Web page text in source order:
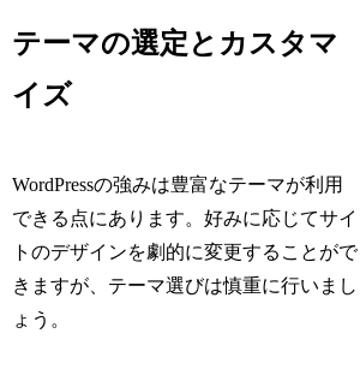
テーマの選定とカスタマ
イズ
WordPressの強みは豊富なテーマが利用
できる点にあります。好みに応じてサイ
トのデザインを劇的に変更することがで
きますが、テーマ選びは慎重に行いまし
ょう。